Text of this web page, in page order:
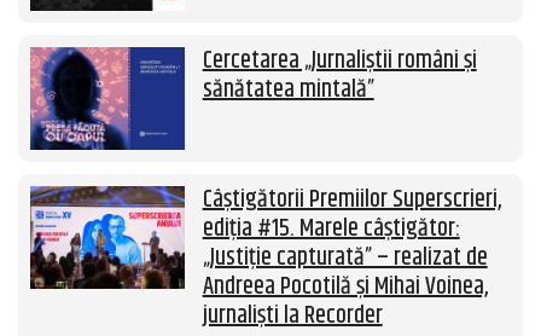
Cercetarea „Jurnaliștii români și
sănătatea mintală”
Câștigătorii Premiilor Superscrieri,
ediția #15. Marele câștigător:
„Justiție capturată” – realizat de
Andreea Pocotilă și Mihai Voinea,
jurnaliști la Recorder